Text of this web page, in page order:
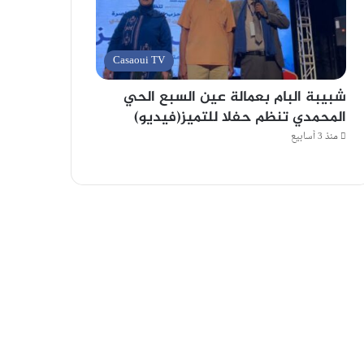
Casaoui TV
شبيبة البام بعمالة عين السبع الحي
المحمدي تنظم حفلا للتميز(فيديو)
منذ 3 أسابيع